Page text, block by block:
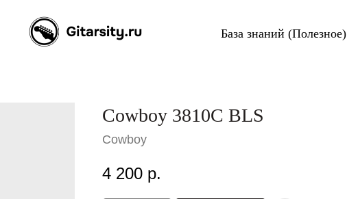
База знаний (Полезное)
Cowboy 3810C BLS
Cowboy
4 200 р.